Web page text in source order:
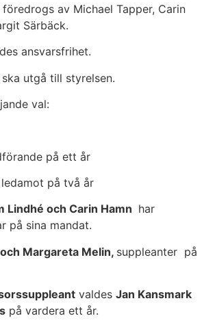
av Michael Tapper, Carin
Särbäck.
ansvarsfrihet.
utgå till styrelsen.
val:
på ett år
ledamot på två år
Lindhé och Carin Hamn har
på sina mandat.
Margareta Melin, suppleanter på
valdes Jan Kansmark
på vardera ett år.